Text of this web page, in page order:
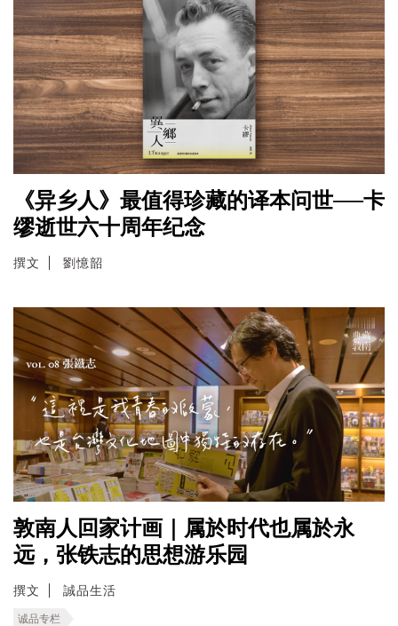
《异乡人》最值得珍藏的译本问世──卡
缪逝世六十周年纪念
撰文 劉憶韶
敦南人回家计画｜属於时代也属於永
远，张铁志的思想游乐园
撰文 誠品生活
诚品专栏